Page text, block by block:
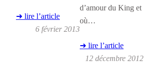
➜ lire l’article
6 février 2013
d’amour du King et
où…
➜ lire l’article
12 décembre 2012